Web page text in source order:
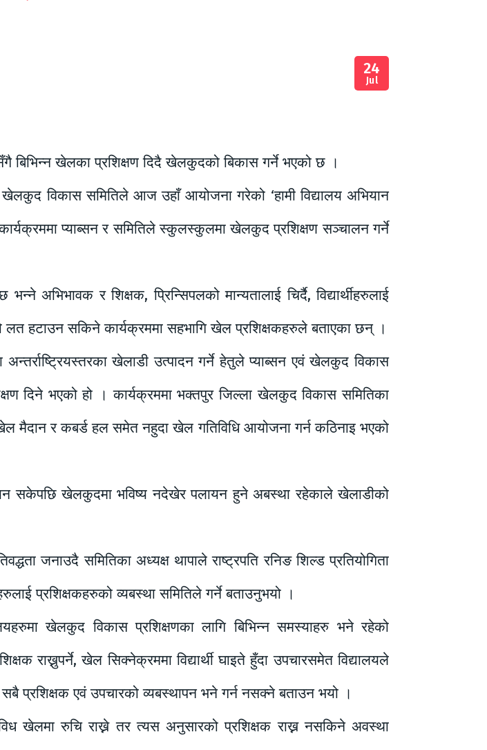
24
Jul
बिभिन्न खेलका प्रशिक्षण दिदै खेलकुदको बिकास गर्ने भएको छ ।
खेलकुद विकास समितिले आज उहाँ आयोजना गरेको ‘हामी विद्यालय अभियान
कार्यक्रममा प्याब्सन र समितिले स्कुलस्कुलमा खेलकुद प्रशिक्षण सञ्चालन गर्ने
अभिभावक र शिक्षक, प्रिन्सिपलको मान्यतालाई चिर्दै, विद्यार्थीहरुलाई
लत हटाउन सकिने कार्यक्रममा सहभागि खेल प्रशिक्षकहरुले बताएका छन् ।
अन्तर्राष्ट्रियस्तरका खेलाडी उत्पादन गर्ने हेतुले प्याब्सन एवं खेलकुद विकास
दिने भएको हो । कार्यक्रममा भक्तपुर जिल्ला खेलकुद विकास समितिका
मैदान र कबर्ड हल समेत नहुदा खेल गतिविधि आयोजना गर्न कठिनाइ भएको
सकेपछि खेलकुदमा भविष्य नदेखेर पलायन हुने अबस्था रहेकाले खेलाडीको
जनाउदै समितिका अध्यक्ष थापाले राष्ट्रपति रनिङ शिल्ड प्रतियोगिता
प्रशिक्षकहरुको व्यबस्था समितिले गर्ने बताउनुभयो ।
खेलकुद विकास प्रशिक्षणका लागि बिभिन्न समस्याहरु भने रहेको
राख्नुपर्ने, खेल सिक्नेक्रममा विद्यार्थी घाइते हुँदा उपचारसमेत विद्यालयले
प्रशिक्षक एवं उपचारको व्यबस्थापन भने गर्न नसक्ने बताउन भयो ।
खेलमा रुचि राख्ने तर त्यस अनुसारको प्रशिक्षक राख्न नसकिने अवस्था